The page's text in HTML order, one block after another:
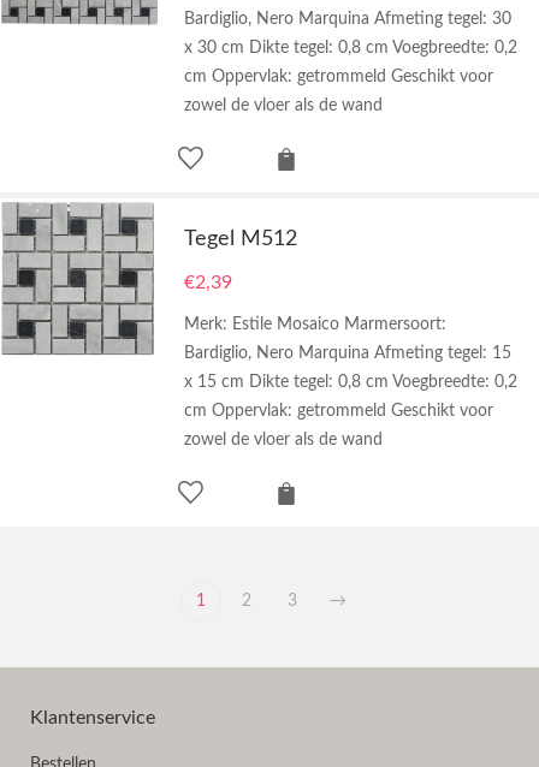
Bardiglio, Nero Marquina Afmeting tegel: 30
x 30 cm Dikte tegel: 0,8 cm Voegbreedte: 0,2
cm Oppervlak: getrommeld Geschikt voor
zowel de vloer als de wand
Tegel M512
€2,39
Merk: Estile Mosaico Marmersoort:
Bardiglio, Nero Marquina Afmeting tegel: 15
x 15 cm Dikte tegel: 0,8 cm Voegbreedte: 0,2
cm Oppervlak: getrommeld Geschikt voor
zowel de vloer als de wand
1 2 3 →
Klantenservice